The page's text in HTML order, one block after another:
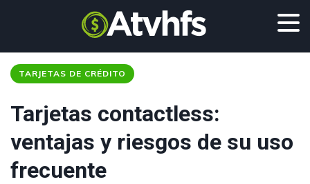
TARJETAS DE CRÉDITO
Tarjetas contactless:
ventajas y riesgos de su uso
frecuente